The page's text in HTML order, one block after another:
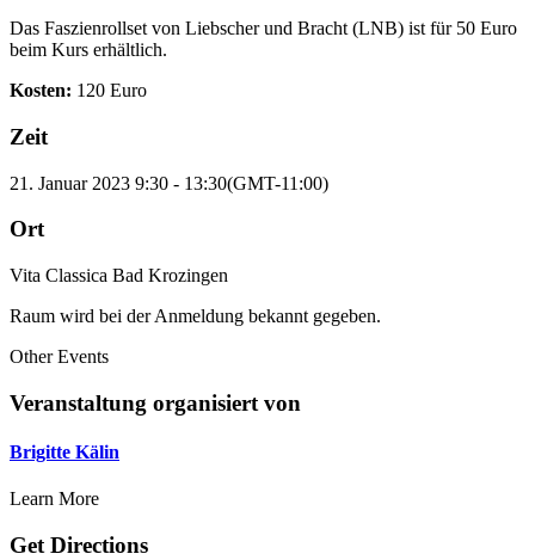
Das Faszienrollset von Liebscher und Bracht (LNB) ist für 50 Euro
beim Kurs erhältlich.
Kosten: 120 Euro
Zeit
21. Januar 2023 9:30 - 13:30(GMT-11:00)
Ort
Vita Classica Bad Krozingen
Raum wird bei der Anmeldung bekannt gegeben.
Other Events
Veranstaltung organisiert von
Brigitte Kälin
Learn More
Get Directions